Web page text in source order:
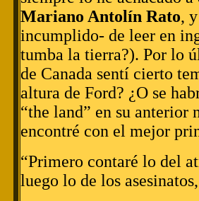
Mariano Antolín Rato,
incumplido- de leer en
tumba la tierra?). Por lo
de Canada sentí cierto
altura de Ford? ¿O se
“the land” en su anterior
encontré con el mejor
“Primero contaré lo del
luego lo de los